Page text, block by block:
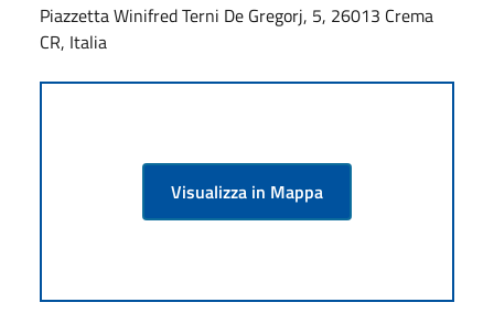
Piazzetta Winifred Terni De Gregorj, 5, 26013 Crema
CR, Italia
Visualizza in Mappa